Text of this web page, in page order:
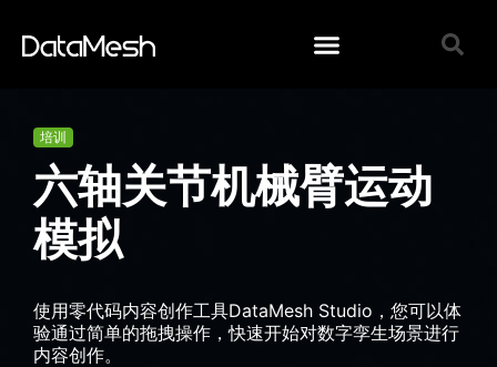
培训
六轴关节机械臂运动
模拟
使用零代码内容创作工具DataMesh Studio，您可以体
验通过简单的拖拽操作，快速开始对数字孪生场景进行
内容创作。